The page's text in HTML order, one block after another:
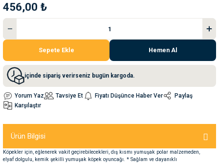
456,00 ₺
Sepete Ekle Hemen Al
içinde sipariş verirseniz bugün kargoda.
Yorum Yaz Tavsiye Et Fiyatı Düşünce Haber Ver
Paylaş
Karşılaştır
Ürün Bilgisi
Köpekler için, eğlenerek vakit geçirebilecekleri, dış kısmı yumuşak polar malzemeden,
elyaf dolgulu, kemik şekilli yumuşak köpek oyuncağı. * Sağlam ve dayanıklı